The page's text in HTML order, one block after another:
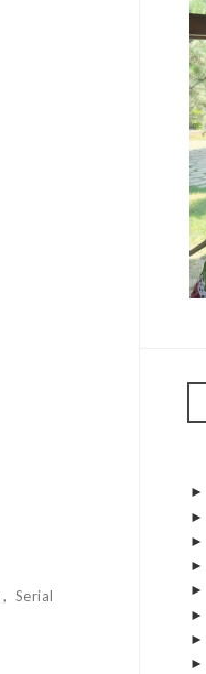
Serial
►
►
►
►
►
►
►
►